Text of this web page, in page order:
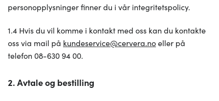
personopplysninger finner du i vår integritetspolicy.
1.4 Hvis du vil komme i kontakt med oss kan du kontakte
oss via mail på kundeservice@cervera.noeller på
telefon 08-630 94 00.
2. Avtale og bestilling